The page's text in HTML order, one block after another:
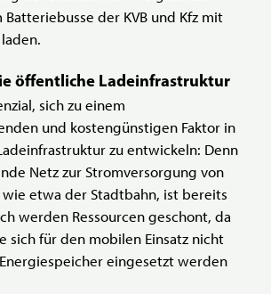
der KVB und Kfz mit
öffentliche Ladeinfrastruktur
sich zu einem
und kostengünstigen Faktor in
zu entwickeln: Denn
Netz zur Stromversorgung von
wie etwa der Stadtbahn, ist bereits
werden Ressourcen geschont, da
sich für den mobilen Einsatz nicht
eingesetzt werden